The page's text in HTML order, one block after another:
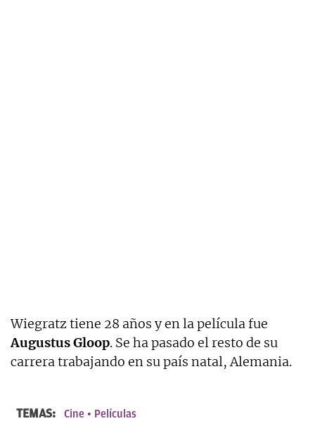
Wiegratz tiene 28 años y en la película fue
Augustus Gloop. Se ha pasado el resto de su
carrera trabajando en su país natal, Alemania.
TEMAS: Cine Películas